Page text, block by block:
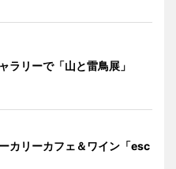
ラリーで「山と雷鳥展」
カリーカフェ＆ワイン「esc